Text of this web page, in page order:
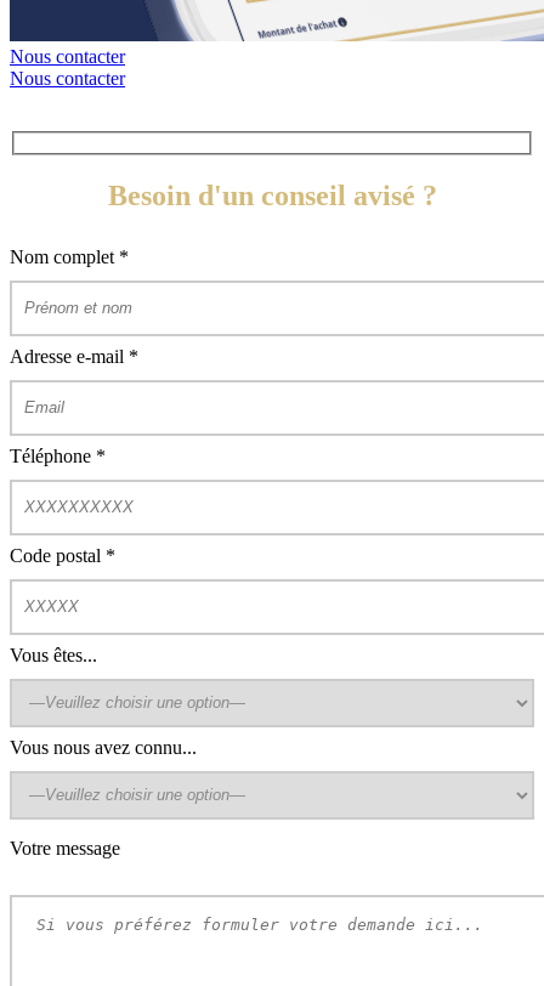
Nous contacter
Nous contacter
Besoin d'un conseil avisé ?
Nom complet *
Adresse e-mail *
Téléphone *
Code postal *
Vous êtes...
Vous nous avez connu...
Votre message